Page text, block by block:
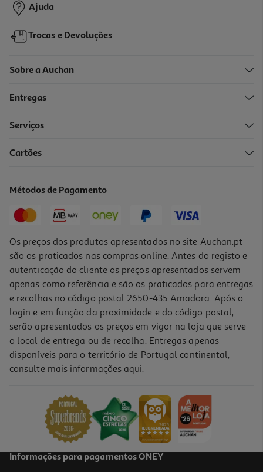
4.5
Sopa De Agrião 500g
Ajuda
Trocas e Devoluções
Sobre a Auchan
Entregas
Serviços
Cartões
Métodos de Pagamento
Os preços dos produtos apresentados no site Auchan.pt
são os praticados nas compras online. Antes do registo e
autenticação do cliente os preços apresentados servem
apenas como referência e são os praticados para entregas
e recolhas no código postal 2650-435 Amadora. Após o
login e em função da proximidade e do código postal,
serão apresentados os preços em vigor na loja que serve
o local de entrega ou de recolha. Entregas apenas
disponíveis para o território de Portugal continental,
consulte mais informações aqui.
Informações para pagamentos ONEY